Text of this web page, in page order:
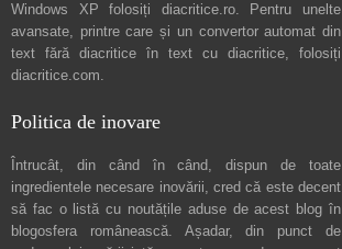
Windows XP folosiți diacritice.ro. Pentru unelte
avansate, printre care și un convertor automat din
text fără diacritice în text cu diacritice, folosiți
diacritice.com.
Politica de inovare
Întrucât, din când în când, dispun de toate
ingredientele necesare inovării, cred că este decent
să fac o listă cu noutățile aduse de acest blog în
blogosfera românească. Așadar, din punct de